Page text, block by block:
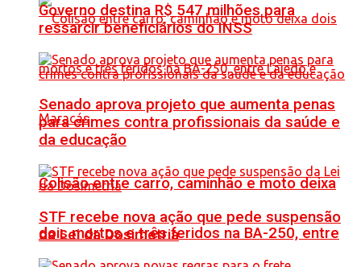
Colisão entre carro, caminhão e moto deixa
dois mortos e três feridos na BA-250, entre
Governo destina R$ 547 milhões para
ressarcir beneficiários do INSS
Senado aprova projeto que aumenta penas
para crimes contra profissionais da saúde e
da educação
STF recebe nova ação que pede suspensão
da Lei da Dosimetria